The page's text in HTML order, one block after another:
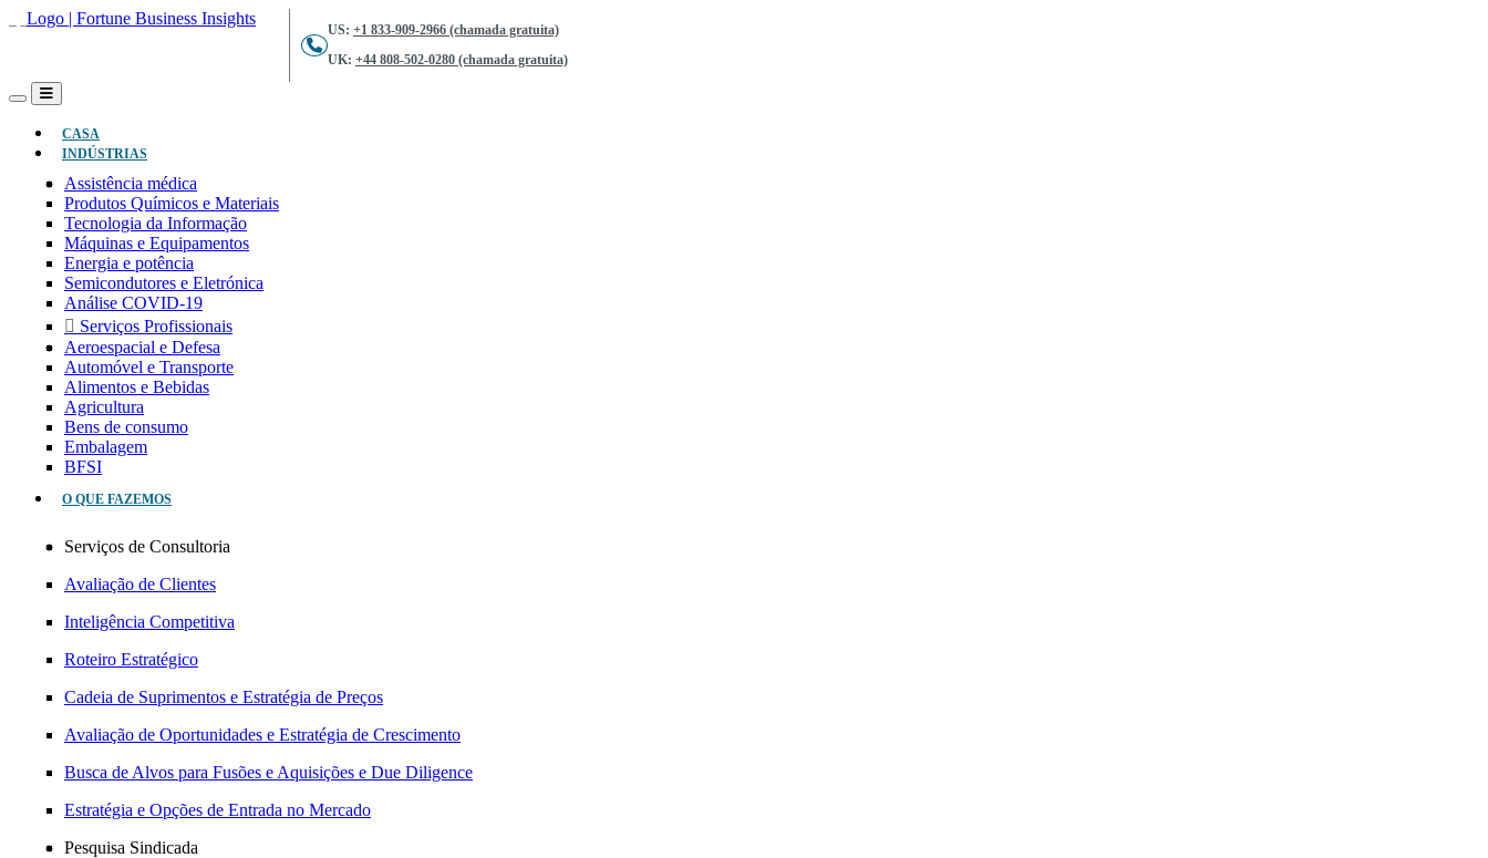
US: +1 833-909-2966 (chamada gratuita)
UK: +44 808-502-0280 (chamada gratuita)
CASA
INDÚSTRIAS
Assistência médica
Produtos Químicos e Materiais
Tecnologia da Informação
Máquinas e Equipamentos
Energia e potência
Semicondutores e Eletrónica
Análise COVID-19
Serviços Profissionais
Aeroespacial e Defesa
Automóvel e Transporte
Alimentos e Bebidas
Agricultura
Bens de consumo
Embalagem
BFSI
O QUE FAZEMOS
Serviços de Consultoria
Avaliação de Clientes
Inteligência Competitiva
Roteiro Estratégico
Cadeia de Suprimentos e Estratégia de Preços
Avaliação de Oportunidades e Estratégia de Crescimento
Busca de Alvos para Fusões e Aquisições e Due Diligence
Estratégia e Opções de Entrada no Mercado
Pesquisa Sindicada